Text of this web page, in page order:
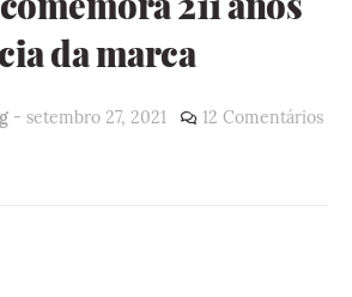
da marca
- setembro 27, 2021 12 Comentários